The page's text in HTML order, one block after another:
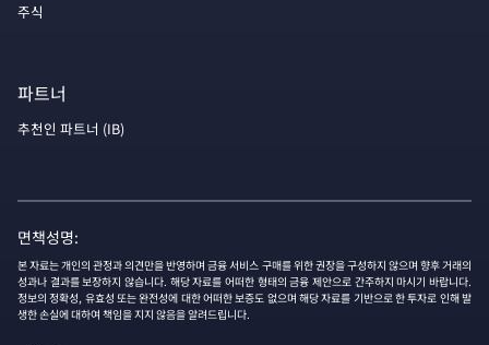
주식
파트너
추천인 파트너 (IB)
면책성명:
본 자료는 개인의 관정과 의견만을 반영하며 금융 서비스 구매를 위한 권장을 구성하지 않으며 향후 거래의
성과나 결과를 보장하지 않습니다. 해당 자료를 어떠한 형태의 금융 제안으로 간주하지 마시기 바랍니다.
정보의 정확성, 유효성 또는 완전성에 대한 어떠한 보증도 없으며 해당 자료를 기반으로 한 투자로 인해 발
생한 손실에 대하여 책임을 지지 않음을 알려드립니다.